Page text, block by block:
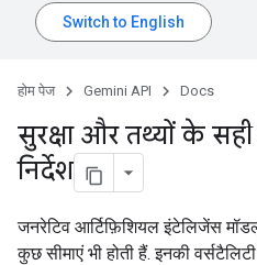
होम पेज Gemini API Docs
सुरक्षा और तथ्यों के
निर्देश
जनरेटिव आर्टिफ़िशियल इंटेलिजेंस
कुछ सीमाएं भी होती हैं. इनकी